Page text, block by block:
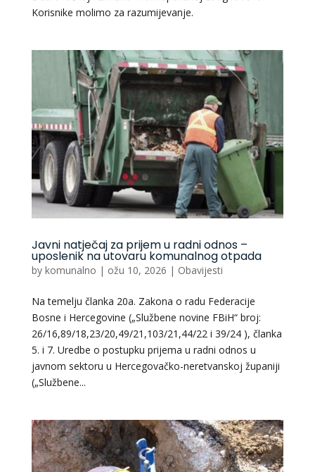
Korisnike molimo za razumijevanje.
Javni natječaj za prijem u radni odnos –
uposlenik na utovaru komunalnog otpada
by komunalno | ožu 10, 2026 | Obavijesti
Na temelju članka 20a. Zakona o radu Federacije
Bosne i Hercegovine („Službene novine FBiH“ broj:
26/16,89/18,23/20,49/21,103/21,44/22 i 39/24 ), članka
5. i 7. Uredbe o postupku prijema u radni odnos u
javnom sektoru u Hercegovačko-neretvanskoj županiji
(„Službene...